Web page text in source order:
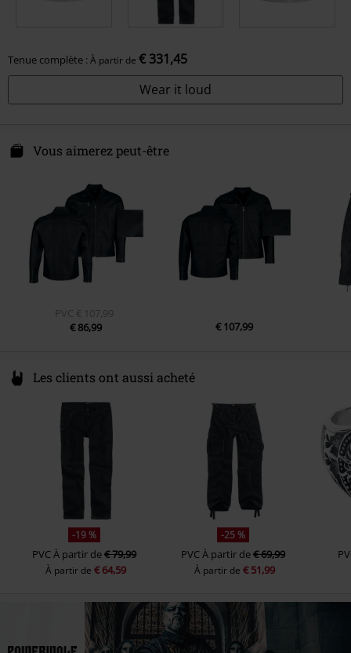
Tenue complète : À partir de € 331,45
Wear it loud
Vous aimerez peut-être
PVC € 107,99
€ 86,99
€ 107,99
Les clients ont aussi acheté
-19 %
PVCÀ partir de€ 79,99
À partir de€ 64,59
-25 %
PVCÀ partir de€ 69,99
À partir de€ 51,99